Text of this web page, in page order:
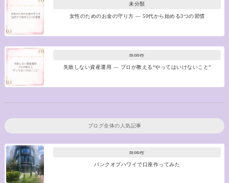
未分類
女性のためのお金の守り方 ― 50代から始める3つの習慣
money
失敗しない資産運用 ― プロが教える“やってはいけないこと”
ブログ全体の人気記事
money
バンクオブハワイで口座作ってみた